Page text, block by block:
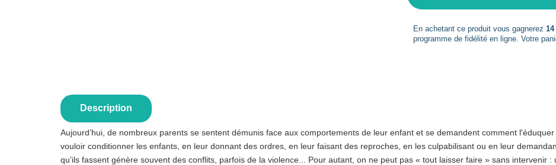
En achetant ce produit vous gagnerez
programme de fidélité en ligne. Votre
Description
Aujourd’hui, de nombreux parents se sentent démunis face aux comportements de leur enfant et se demandent comment
vouloir conditionner les enfants, en leur donnant des ordres, en leur faisant des reproches, en les culpabilisant ou en leur
qu’ils fassent génère souvent des conflits, parfois de la violence... Pour autant, on ne peut pas « tout laisser faire » sans intervenir :